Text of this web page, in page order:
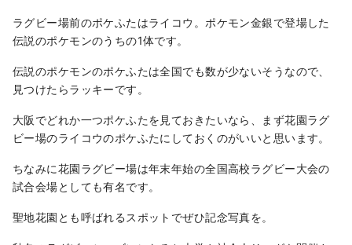
ラグビー場前のポケふたはライコウ。ポケモン金銀で登場した
伝説のポケモンのうちの1体です。
伝説のポケモンのポケふたは全国でも数が少ないそうなので、
見つけたらラッキーです。
大阪でどれか一つポケふたを見ておきたいなら、まず花園ラグ
ビー場のライコウのポケふたにしておくのがいいと思います。
ちなみに花園ラグビー場は年末年始の全国高校ラグビー大会の
試合会場としても有名です。
聖地花園とも呼ばれるスポットでぜひ記念写真を。